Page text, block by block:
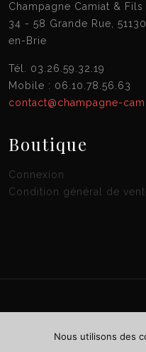
Champagne Camiat & Fils
34 - 58 Grande Rue,
en-Brie
Tél. 03.26.59.32.19
Mobile : 06.10.78.56.63
contact@champagne-
Boutique
Connexion
Condition général de
Nous utilisons des